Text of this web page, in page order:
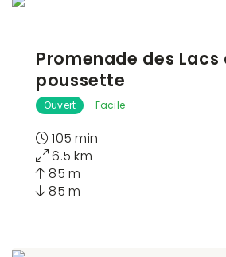
Promenade des Lacs
poussette
Ouvert Facile
105 min
6.5 km
85 m
85 m